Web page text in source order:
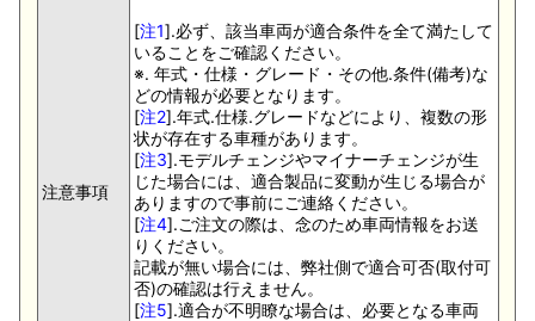
注意事項
[注1].必ず、該当車両が適合条件を全て満たして
いることをご確認ください。
※. 年式・仕様・グレード・その他.条件(備考)な
どの情報が必要となります。
[注2].年式.仕様.グレードなどにより、複数の形
状が存在する車種があります。
[注3].モデルチェンジやマイナーチェンジが生
じた場合には、適合製品に変動が生じる場合が
ありますので事前にご連絡ください。
[注4].ご注文の際は、念のため車両情報をお送
りください。
記載が無い場合には、弊社側で適合可否(取付可
否)の確認は行えません。
[注5].適合が不明瞭な場合は、必要となる車両